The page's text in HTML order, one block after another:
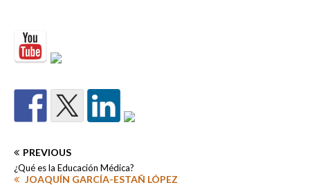
PREVIOUS
¿Qué es la Educación Médica?
JOAQUÍN GARCÍA-ESTAÑ LÓPEZ